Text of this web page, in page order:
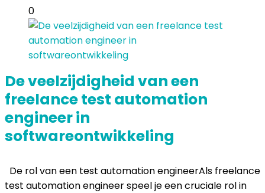
0
De veelzijdigheid van een
freelance test automation
engineer in
softwareontwikkeling
De rol van een test automation engineerAls freelance
test automation engineer speel je een cruciale rol in